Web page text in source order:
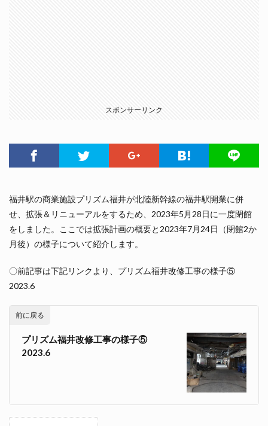
スポンサーリンク
福井駅の商業施設プリズム福井が北陸新幹線の福井駅開業に併
せ、拡張＆リニューアルをするため、2023年5月28日に一度閉館
をしました。ここでは拡張計画の概要と2023年7月24日（閉館2か
月後）の様子について紹介します。
〇前記事は下記リンクより、プリズム福井改修工事の様子⑤
2023.6
前に戻る
プリズム福井改修工事の様子⑤
2023.6